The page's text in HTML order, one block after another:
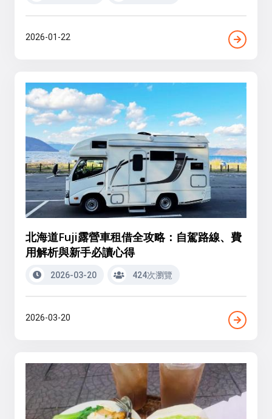
2026-01-22
北海道Fuji露營車租借全攻略：自駕路線、費
用解析與新手必讀心得
2026-03-20 424次瀏覽
2026-03-20